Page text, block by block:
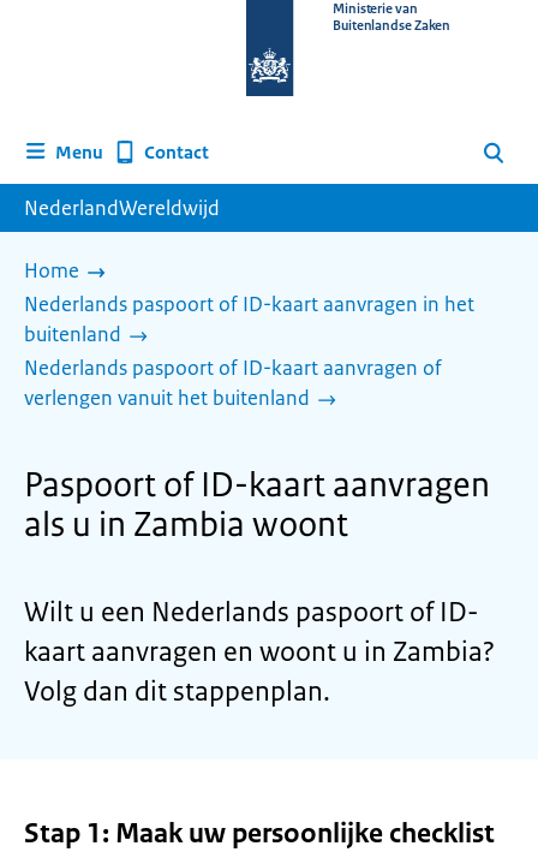
homepage
Ministerie van
Buitenlandse Zaken
Menu Contact Zoeken
NederlandWereldwijd
Home
Nederlands paspoort of ID-kaart aanvragen in het
buitenland
Nederlands paspoort of ID-kaart aanvragen of
verlengen vanuit het buitenland
Paspoort of ID-kaart aanvragen
als u in Zambia woont
Wilt u een Nederlands paspoort of ID-
kaart aanvragen en woont u in Zambia?
Volg dan dit stappenplan.
Stap 1: Maak uw persoonlijke checklist